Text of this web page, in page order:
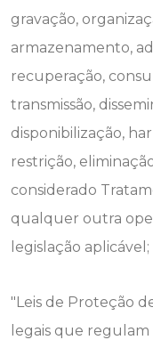
gravação,
armazenamento,
recuperação,
transmissão,
disponibilização,
restrição,
considerado
qualquer outra
legislação aplicável;
"Leis de Proteção
legais que regulam